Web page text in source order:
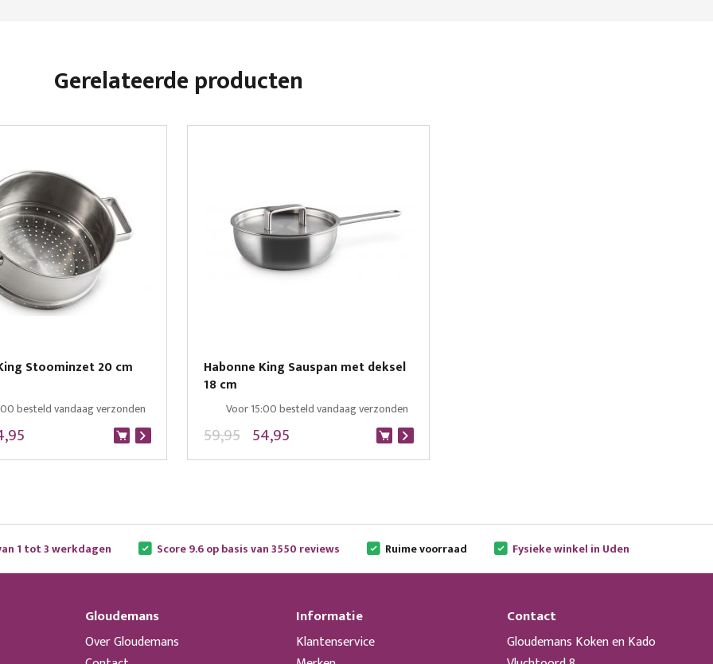
Gerelateerde producten
Stoominzet 20 cm
besteld vandaag verzonden
Habonne King Sauspan met deksel
18 cm
Voor 15:00 besteld vandaag verzonden
54,95
59,95
1 tot 3 werkdagen Score 9.6 op basis van 3550 reviews Ruime voorraad Fysieke winkel in Uden
Gloudemans
Over Gloudemans
Informatie
Klantenservice
Contact
Gloudemans Koken en Kado